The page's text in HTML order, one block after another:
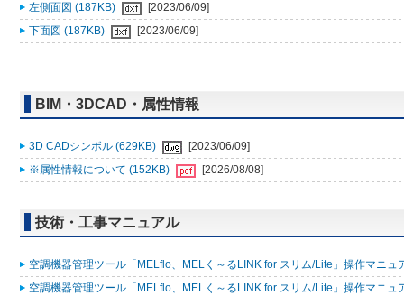
左側面図 (187KB)
[2023/06/09]
下面図 (187KB)
[2023/06/09]
BIM・3DCAD・属性情報
3D CADシンボル (629KB)
[2023/06/09]
※属性情報について (152KB)
[2026/08/08]
技術・工事マニュアル
空調機器管理ツール「MELflo、MELく～るLINK for スリム/Lite」操作マニュ
空調機器管理ツール「MELflo、MELく～るLINK for スリム/Lite」操作マニュ